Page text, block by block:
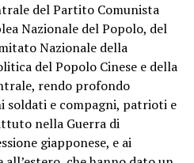
del Partito Comunista
Nazionale del Popolo, del
Nazionale della
del Popolo Cinese e della
rendo profondo
soldati e compagni, patrioti e
nella Guerra di
giapponese, e ai